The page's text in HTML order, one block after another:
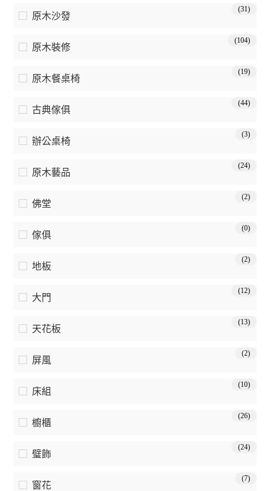
原木沙發
(31)
原木裝修
(104)
原木餐桌椅
(19)
古典傢俱
(44)
辦公桌椅
(3)
原木藝品
(24)
佛堂
(2)
傢俱
(0)
地板
(2)
大門
(12)
天花板
(13)
屏風
(2)
床組
(10)
櫥櫃
(26)
璧飾
(24)
窗花
(7)